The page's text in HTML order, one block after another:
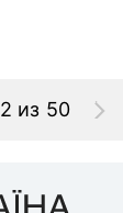
2 из 50